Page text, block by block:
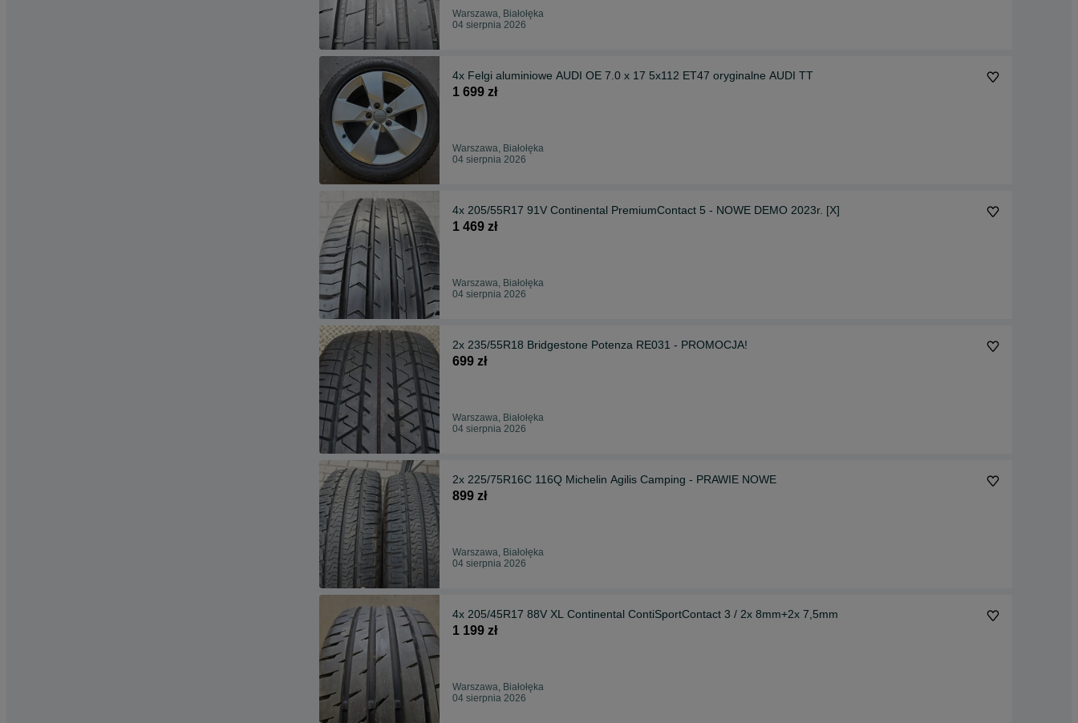
Warszawa, Białołęka
04 sierpnia 2026
4x Felgi aluminiowe AUDI OE 7.0 x 17 5x112 ET47 oryginalne AUDI TT
1 699 zł
Warszawa, Białołęka
04 sierpnia 2026
4x 205/55R17 91V Continental PremiumContact 5 - NOWE DEMO 2023r. [X]
1 469 zł
Warszawa, Białołęka
04 sierpnia 2026
2x 235/55R18 Bridgestone Potenza RE031 - PROMOCJA!
699 zł
Warszawa, Białołęka
04 sierpnia 2026
2x 225/75R16C 116Q Michelin Agilis Camping - PRAWIE NOWE
899 zł
Warszawa, Białołęka
04 sierpnia 2026
4x 205/45R17 88V XL Continental ContiSportContact 3 / 2x 8mm+2x 7,5mm
1 199 zł
Warszawa, Białołęka
04 sierpnia 2026